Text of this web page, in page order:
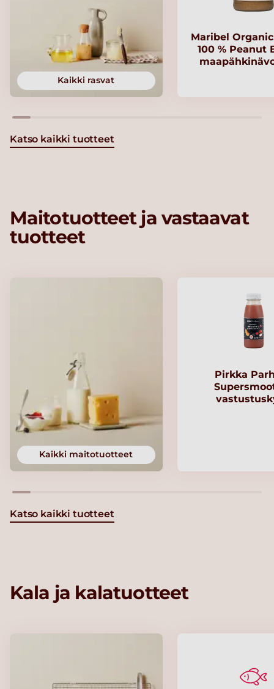
Kaikki rasvat
Maribel
100 % Peanut
Katso kaikki tuotteet
Maitotuotteet ja vastaavat
tuotteet
Kaikki maitotuotteet
Pirkka
Katso kaikki tuotteet
Kala ja kalatuotteet